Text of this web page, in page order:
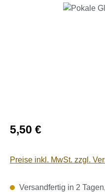
Bildergalerie überspringen
Regulärer Preis:
5,50 €
Preise inkl. MwSt. zzgl.
Versandfertig in 2